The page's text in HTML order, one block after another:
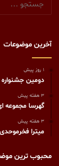
آخرین موضوعات
1 روز پیش
دومین جشنواره
3 هفته پیش
گهرسا مجموعه
3 هفته پیش
میترا
محبوب ترین